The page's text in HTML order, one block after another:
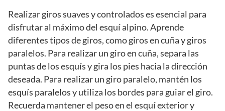
Realizar giros suaves y controlados es esencial para
disfrutar al máximo del esquí alpino. Aprende
diferentes tipos de giros, como giros en cuña y giros
paralelos. Para realizar un giro en cuña, separa las
puntas de los esquís y gira los pies hacia la dirección
deseada. Para realizar un giro paralelo, mantén los
esquís paralelos y utiliza los bordes para guiar el giro.
Recuerda mantener el peso en el esquí exterior y